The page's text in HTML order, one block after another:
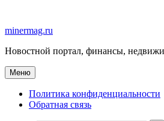
содержимому
minermag.ru
Новостной портал, финансы,
Меню
Политика конфиденциальности
Обратная связь